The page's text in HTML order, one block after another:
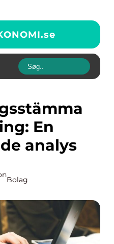
se
En
analys
Bolag